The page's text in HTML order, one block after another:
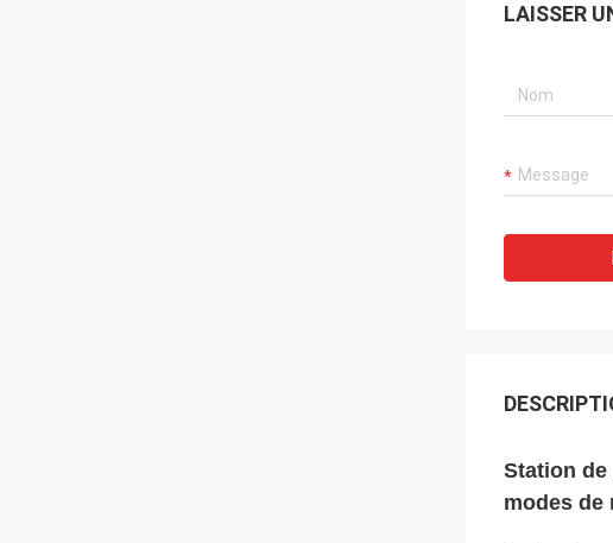
LAISSER
Station
modes de